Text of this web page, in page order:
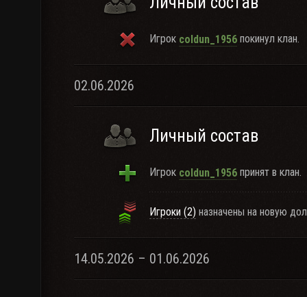
Игрок coldun_1956 покинул клан.
02.06.2026
Личный состав
Игрок coldun_1956 принят в клан.
Игроки (2) назначены на новую
14.05.2026 – 01.06.2026